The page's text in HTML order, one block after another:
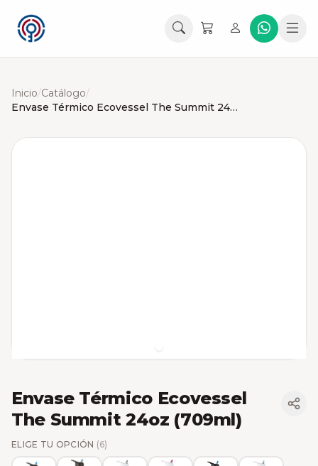
Inicio/Catálogo/
Envase Térmico Ecovessel The Summit 24oz (709ml)
Envase Térmico Ecovessel
The Summit 24oz (709ml)
ELIGE TU OPCIÓN (6)